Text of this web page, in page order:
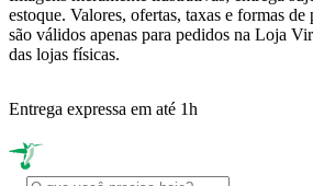
estoque. Valores, ofertas, taxas e formas
são válidos apenas para pedidos na Loja
das lojas físicas.
Entrega expressa em até 1h